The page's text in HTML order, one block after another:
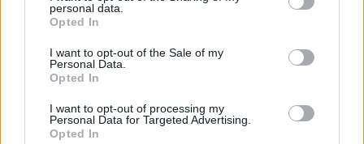
grant or deny consent to Google and its third-party tags to
use your data for below specified purposes in below Google
consent section.
personal data.
Opted In
I want to opt-out of the Sale of my
Personal Data.
Opted In
I want to opt-out of processing my
Personal Data for Targeted Advertising.
Opted In
gyerekek edzését bízzák rá. Így szembe kell néznie
saját feldolgozatlan múltjával, örömtelen
gyermekkorával és a múlt kísérteteivel.
A hét végén két csodálatos színésznőt ismerhet meg
közelebbről a közönség.
Május 27-én szombaton